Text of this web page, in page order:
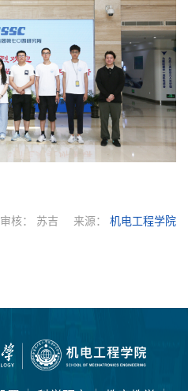
审核： 苏吉 来源： 机电工程学院